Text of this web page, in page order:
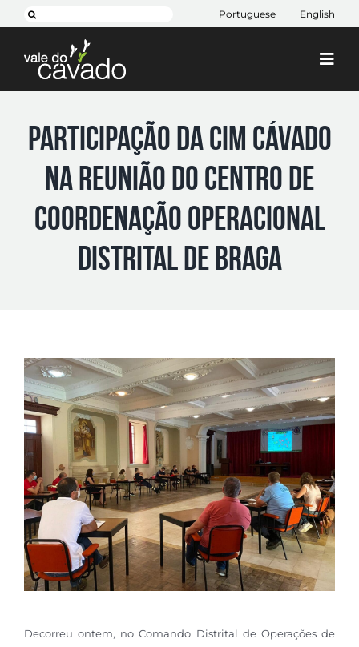
to
content
Pesquisar Portuguese English
Cávado 2030
Projetos
+ CIM
Participação da CIM Cávado
na reunião do Centro de
Coordenação Operacional
Distrital de Braga
Decorreu ontem, no Comando Distrital de Operações de